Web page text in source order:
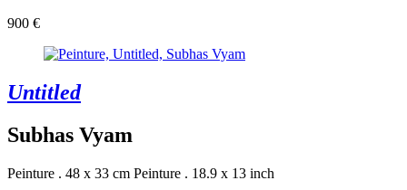
900 €
Untitled
Subhas Vyam
Peinture . 48 x 33 cm Peinture . 18.9 x 13 inch